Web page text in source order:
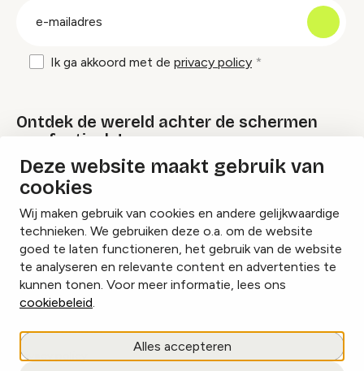
Deze website maakt gebruik van
cookies
Wij maken gebruik van cookies en andere gelijkwaardige
technieken. We gebruiken deze o.a. om de website
goed te laten functioneren, het gebruik van de website
te analyseren en relevante content en advertenties te
kunnen tonen. Voor meer informatie, lees ons
cookiebeleid.
Alles accepteren
Ik ga akkoord met de privacy policy
Ontdek de wereld achter de schermen
van festivals!
Lees onze Festival Specials
InstagramFacebookLinkedIn
Cookies beheren
Privacy policy